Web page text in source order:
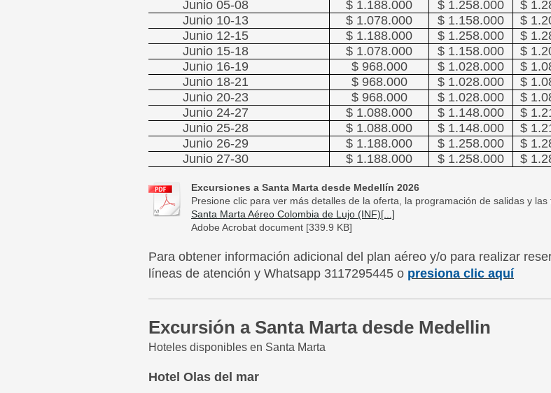
Junio 05-08
$ 1.188.000 $ 1.258.000 $
Junio 10-13
$ 1.078.000 $ 1.158.000 $
Junio 12-15
$ 1.188.000 $ 1.258.000 $
Junio 15-18
$ 1.078.000 $ 1.158.000 $
Junio 16-19
$ 968.000 $ 1.028.000 $
Junio 18-21
$ 968.000 $ 1.028.000 $
Junio 20-23
$ 968.000 $ 1.028.000 $
Junio 24-27
$ 1.088.000 $ 1.148.000 $
Junio 25-28
$ 1.088.000 $ 1.148.000 $
Junio 26-29
$ 1.188.000 $ 1.258.000 $
Junio 27-30
$ 1.188.000 $ 1.258.000 $
Excursiones a Santa Marta desde Medellín 2026
Presione clic para ver más detalles de la oferta, la programación de salidas y
Santa Marta Aéreo Colombia de Lujo (INF)[...]
Adobe Acrobat document [339.9 KB]
Para obtener información adicional del plan aéreo y/o para realizar
líneas de atención y Whatsapp 3117295445 o presiona clic aquí
Excursión a Santa Marta desde Medellin
Hoteles disponibles en Santa Marta
Hotel Olas del mar